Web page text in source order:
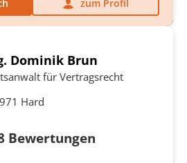
zum Profil
Dominik Brun
für Vertragsrecht
Hard
Bewertungen